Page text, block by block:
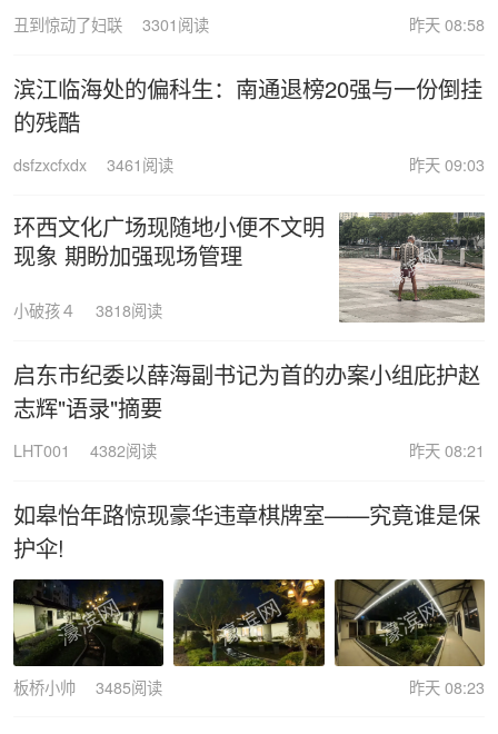
昨天 08:58
丑到惊动了妇联 3301阅读
滨江临海处的偏科生：南通退榜20强与一份倒挂
的残酷
昨天 09:03
dsfzxcfxdx 3461阅读
环西文化广场现随地小便不文明
现象 期盼加强现场管理
小破孩４ 3818阅读
启东市纪委以薛海副书记为首的办案小组庇护赵
志辉"语录"摘要
昨天 08:21
LHT001 4382阅读
如皋怡年路惊现豪华违章棋牌室——究竟谁是保
护伞!
昨天 08:23
板桥小帅 3485阅读